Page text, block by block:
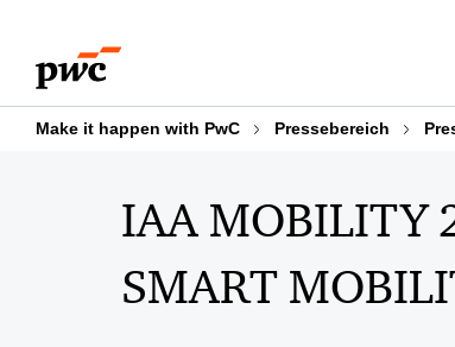
content
footer
Make it happen with PwC Pressebereich
IAA MOBILITY
SMART